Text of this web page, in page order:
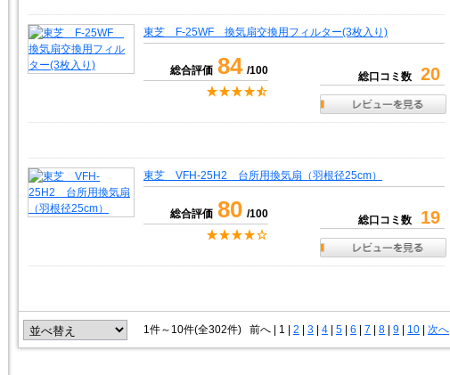
東芝 F-25WF 換気扇交換用フィルター(3枚入り)
総合評価 84 /100 総口コミ数 20
東芝 VFH-25H2 台所用換気扇（羽根径25cm）
総合評価 80 /100 総口コミ数 19
1件～10件(全302件) 前へ 1 | 2 3 4 5 6 7 8 9 10 次へ